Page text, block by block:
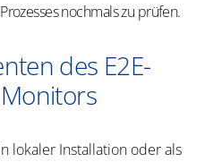
nochmals zu prüfen.
des E2E-
lokaler Installation oder als